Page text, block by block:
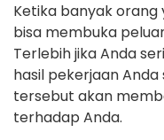
Ketika banyak
bisa membuka
Terlebih jika Anda
hasil pekerjaan
tersebut akan
terhadap Anda.